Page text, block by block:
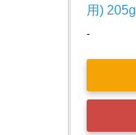
用) 205g
-